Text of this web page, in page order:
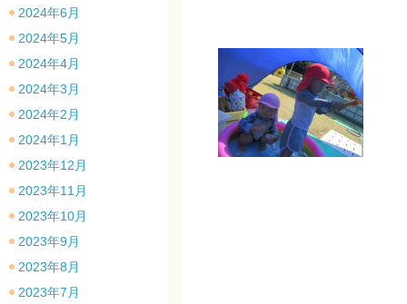
2024年6月
2024年5月
2024年4月
2024年3月
2024年2月
2024年1月
2023年12月
2023年11月
2023年10月
2023年9月
2023年8月
2023年7月